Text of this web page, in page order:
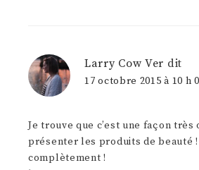
Larry Cow Ver dit
17 octobre 2015 à 10 h
Je trouve que c’est une façon très
présenter les produits de beauté !
complètement !